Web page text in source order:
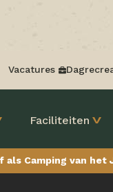
Vacatures
Faciliteiten
als Camping van het